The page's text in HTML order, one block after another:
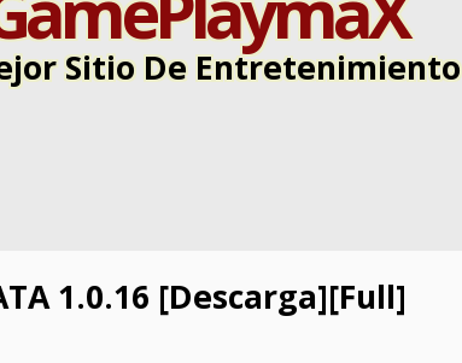
Sitio De Entretenimiento
1.0.16 [Descarga][Full]